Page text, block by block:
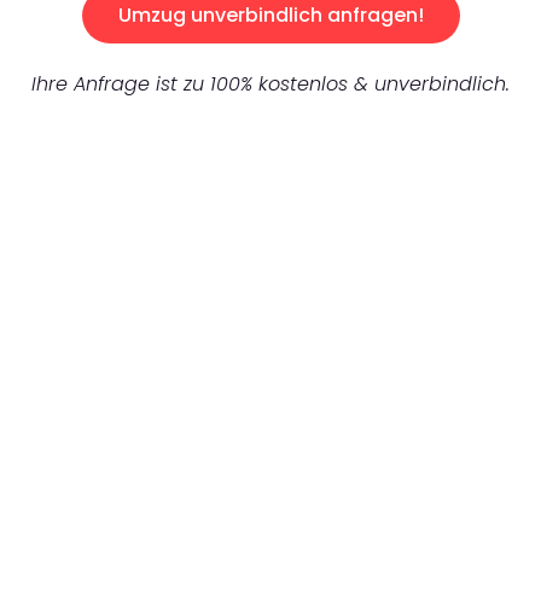
Umzug unverbindlich anfragen!
Ihre Anfrage ist zu 100% kostenlos & unverbindlich.